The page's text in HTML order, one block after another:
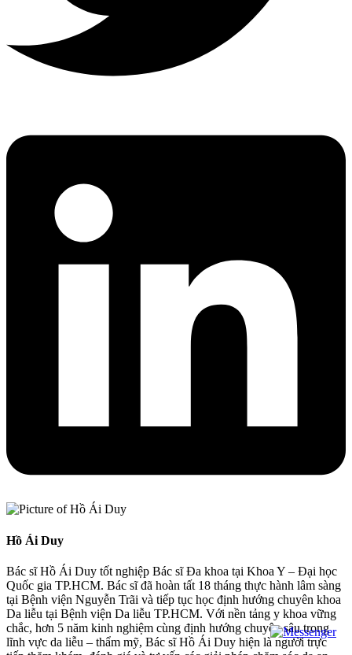
Hồ Ái Duy
Bác sĩ Hồ Ái Duy tốt nghiệp Bác sĩ Đa khoa tại Khoa Y – Đại học
Quốc gia TP.HCM. Bác sĩ đã hoàn tất 18 tháng thực hành lâm sàng
tại Bệnh viện Nguyễn Trãi và tiếp tục học định hướng chuyên khoa
Da liễu tại Bệnh viện Da liễu TP.HCM. Với nền tảng y khoa vững
chắc, hơn 5 năm kinh nghiệm cùng định hướng chuyên sâu trong
lĩnh vực da liễu – thẩm mỹ, Bác sĩ Hồ Ái Duy hiện là người trực